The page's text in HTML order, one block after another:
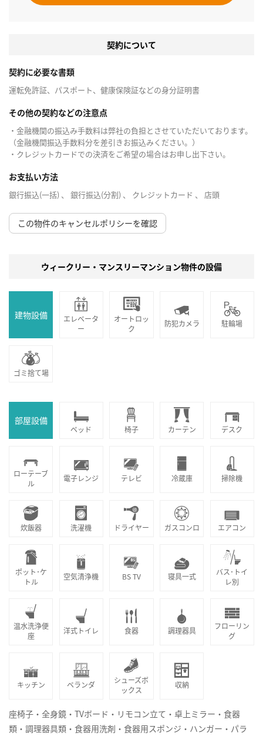
契約について
契約に必要な書類
運転免許証、パスポート、健康保険証などの身分証明書
その他の契約などの注意点
・金融機関の振込み手数料は弊社の負担とさせていただいております。
（金融機関振込手数料分を差引きお振込みください。）
・クレジットカードでの決済をご希望の場合はお申し出下さい。
お支払い方法
銀行振込(一括) 、 銀行振込(分割) 、 クレジットカード 、 店頭
この物件のキャンセルポリシーを確認
ウィークリー・マンスリーマンション物件の設備
建物設備
エレベータ
ー
オートロッ
ク
防犯カメラ 駐輪場
ゴミ捨て場
部屋設備
ベッド 椅子 カーテン デスク
ローテーブ
ル
電子レンジ テレビ 冷蔵庫 掃除機
炊飯器 洗濯機 ドライヤー ガスコンロ エアコン
ポット･ケ
トル
空気清浄機 BS TV 寝具一式
バス･トイ
レ別
温水洗浄便
座
洋式トイレ 食器 調理器具
フローリン
グ
キッチン ベランダ
シューズボ
ックス
収納
座椅子・全身鏡・TVボード・リモコン立て・卓上ミラー・食器
類・調理器具類・食器用洗剤・食器用スポンジ・ハンガー・パラ